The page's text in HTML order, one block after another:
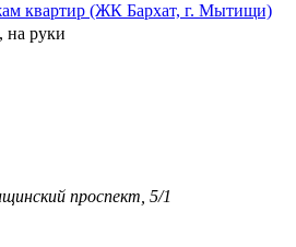
квартир (ЖК Бархат, г. Мытищи)
на руки
проспект, 5/1